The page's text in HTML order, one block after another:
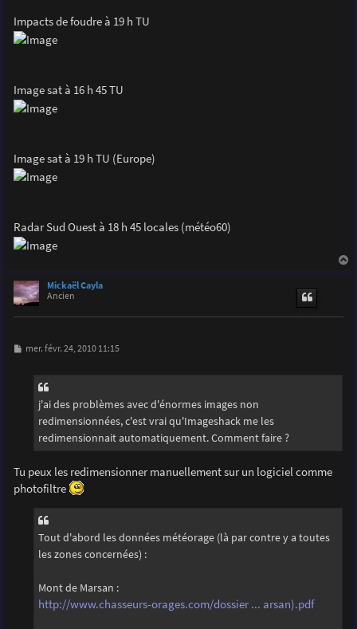
Impacts de foudre à 19 h TU
Image sat à 16 h 45 TU
Image sat à 19 h TU (Europe)
Radar Sud Ouest à 18 h 45 locales (météo60)
Mickaël Cayla
Ancien
M
mer. févr. 24, 2010 11:15
j'ai des problèmes avec d'énormes images non
redimensionnées, c'est vrai qu'Imageshack me les
redimensionnait automatiquement. Comment faire ?
Tu peux les redimensionner manuellement sur un logiciel comme
photofiltre
Tout d'abord les données météorage (là par contre y a toutes
les zones concernées) :
Mont de Marsan :
http://www.chasseurs-orages.com/dossier ... arsan).pdf